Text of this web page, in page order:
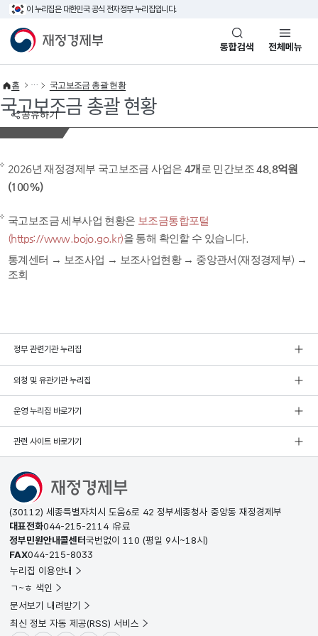
이 누리집은 대한민국 공식 전자정부 누리집입니다.
재정경제부(www.mofe.go.kr)통합검색 전체메뉴
공유하기
홈 국고보조금 총괄 현황
국고보조금 총괄 현황
2026년 재정경제부 국고보조금 사업은 4개 로 민간보조48.8억원
(100%)
국고보조금 세부사업 현황은 보조금통합포털
(https://www.bojo.go.kr)을 통해 확인할 수 있습니다.
통계센터 → 보조사업 → 보조사업현황 → 중앙관서(재정경제부) →
조회
정부 관련기관 누리집
외청 및 유관기관 누리집
운영 누리집 바로가기
관련 사이트 바로가기
(30112) 세종특별자치시 도움6로 42 정부세종청사 중앙동 재정경제부
대표전화044-215-2114 유료
정부민원안내콜센터국번없이 110 (평일 9시~18시)
FAX044-215-8033
누리집 이용안내
ㄱ~ㅎ 색인
문서보기 내려받기
최신 정보 자동 제공(RSS) 서비스